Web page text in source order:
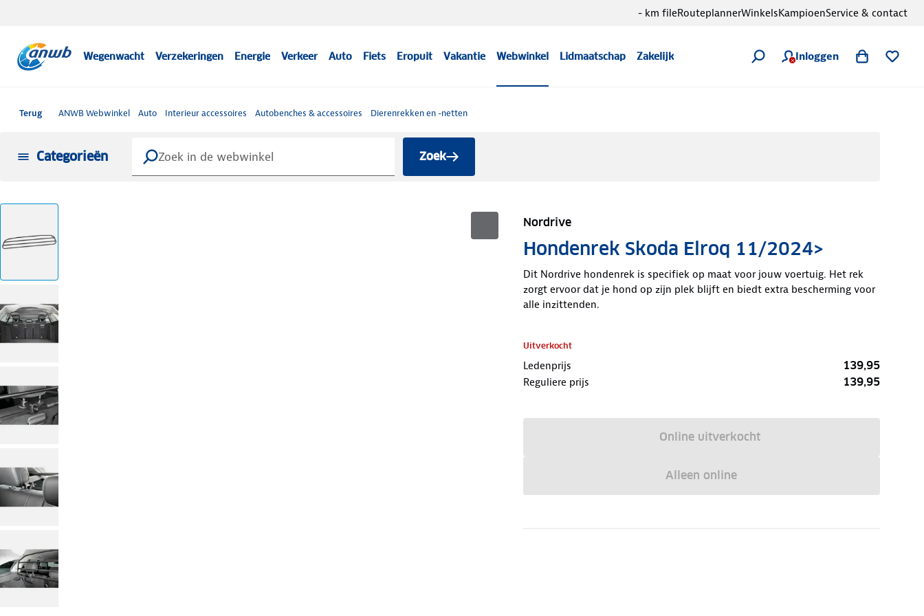
Wegenwacht Verzekeringen Energie Verkeer Auto Fiets Eropuit Vakantie Webwinkel Lidmaatschap Zakelijk Inloggen
- km fileRouteplannerWinkelsKampioenService & contact
Terug ANWB Webwinkel Auto Interieur accessoires Autobenches & accessoires Dierenrekken en -netten
Categorieën Zoek
Nordrive
Hondenrek Skoda Elroq 11/2024>
Dit Nordrive hondenrek is specifiek op maat voor jouw voertuig. Het rek
zorgt ervoor dat je hond op zijn plek blijft en biedt extra bescherming voor
alle inzittenden.
Uitverkocht
Ledenprijs 139,95
Reguliere prijs 139,95
Online uitverkocht
Alleen online